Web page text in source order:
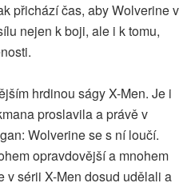
přichází čas, aby Wolverine v
nejen k boji, ale i k tomu,
hrdinou ságy X-Men. Je i
proslavila a právě v
Wolverine se s ní loučí.
opravdovější a mnohem
v sérii X-Men dosud udělali a